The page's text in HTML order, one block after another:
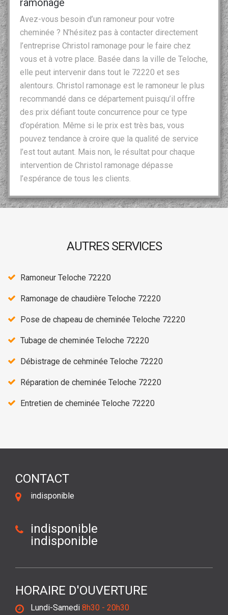
Avez-vous besoin d’un ramoneur pour votre
cheminée ? N’hésitez pas à contacter directement
l’entreprise Christol ramonage pour le faire chez
vous et à votre place. Basée dans la ville de Teloche,
elle peut intervenir dans tout le 72220 et ses
alentours. Christol ramonage est le ramoneur le plus
recommandé dans ce département puisqu’il offre
des prix défiant toute concurrence pour ce type
d’opération. Même si le prix est très bas, vous
pouvez tendance à croire que la qualité de service
l’est tout autant. Mais non, le résultat pour chaque
intervention de Christol ramonage dépasse
l’espérance de tous les clients.
AUTRES SERVICES
Ramoneur Teloche 72220
Ramonage de chaudière Teloche 72220
Pose de chapeau de cheminée Teloche 72220
Tubage de cheminée Teloche 72220
Débistrage de cehminée Teloche 72220
Réparation de cheminée Teloche 72220
Entretien de cheminée Teloche 72220
CONTACT
indisponible
indisponible
indisponible
HORAIRE D'OUVERTURE
Lundi-Samedi 8h30 - 20h30